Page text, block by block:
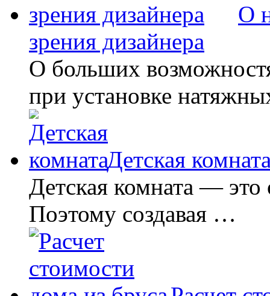
О
зрения дизайнера
О больших
при установке
Детская
Детская комната — это
Поэтому создавая …